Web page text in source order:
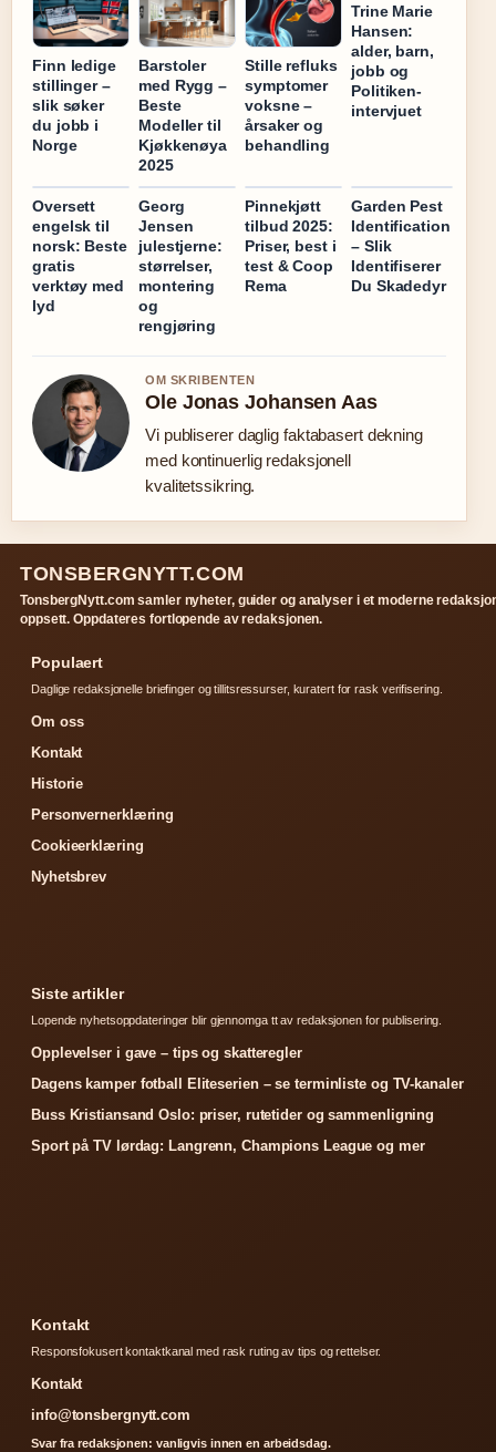
Finn ledige
stillinger –
slik søker
du jobb i
Norge
Barstoler
med Rygg –
Beste
Modeller til
Kjøkkenøya
2025
Stille refluks
symptomer
voksne –
årsaker og
behandling
Trine Marie
Hansen:
alder, barn,
jobb og
Politiken-
intervjuet
Oversett
engelsk til
norsk: Beste
gratis
verktøy med
lyd
Georg
Jensen
julestjerne:
størrelser,
montering
og
rengjøring
Pinnekjøtt
tilbud 2025:
Priser, best i
test & Coop
Rema
Garden Pest
Identification
– Slik
Identifiserer
Du Skadedyr
OM SKRIBENTEN
Ole Jonas Johansen Aas
Vi publiserer daglig faktabasert dekning
med kontinuerlig redaksjonell
kvalitetssikring.
TONSBERGNYTT.COM
TonsbergNytt.com samler nyheter, guider og analyser i et moderne
oppsett. Oppdateres fortlopende av redaksjonen.
Populaert
Daglige redaksjonelle briefinger og tillitsressurser, kuratert for rask verifisering.
Om oss
Kontakt
Historie
Personvernerklæring
Cookieerklæring
Nyhetsbrev
Siste artikler
Lopende nyhetsoppdateringer blir gjennomga tt av redaksjonen for publisering.
Opplevelser i gave – tips og skatteregler
Dagens kamper fotball Eliteserien – se terminliste og TV-kanaler
Buss Kristiansand Oslo: priser, rutetider og sammenligning
Sport på TV lørdag: Langrenn, Champions League og mer
Kontakt
Responsfokusert kontaktkanal med rask ruting av tips og rettelser.
Kontakt
info@tonsbergnytt.com
Svar fra redaksjonen: vanligvis innen en arbeidsdag.